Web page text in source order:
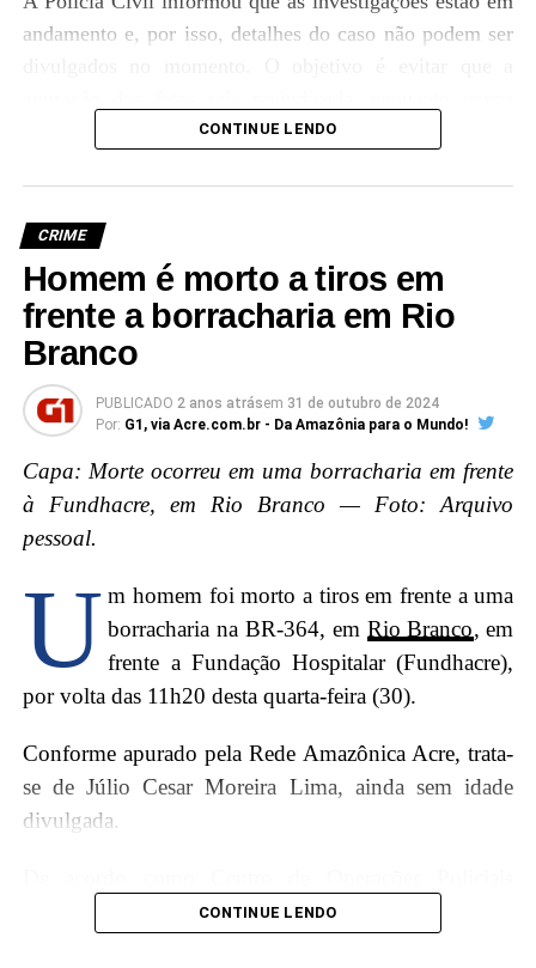
andamento e, por isso, detalhes do caso não podem ser
desdobramentos são esperados nas próximas horas para
O episódio gerou revolta na comunidade, que exige
respostas e justiça para o idoso. A violência contra
CONTINUE LENDO
CRIME
Homem é morto a tiros em
frente a borracharia em Rio
Branco
PUBLICADO 2 anos atrásem 31 de outubro de 2024
Por: G1, via Acre.com.br - Da Amazônia para o Mundo!
Capa: Morte ocorreu em uma borracharia em frente
à Fundhacre, em Rio Branco — Foto: Arquivo
pessoal.
U m homem foi morto a tiros em frente a uma
borracharia na BR-364, em Rio Branco, em
frente a Fundação Hospitalar (Fundhacre),
por volta das 11h20 desta quarta-feira (30).
Conforme apurado pela Rede Amazônica Acre, trata-
se de Júlio Cesar Moreira Lima, ainda sem idade
divulgada.
Militares (Copom), dois homens em uma motocicleta
CONTINUE LENDO